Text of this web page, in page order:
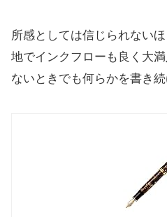
所感としては信じられない
地でインクフローも良く大
ないときでも何らかを書き